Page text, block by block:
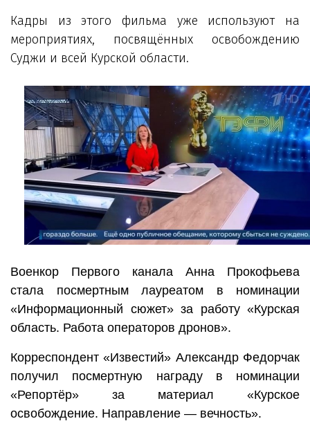
Кадры из этого фильма уже используют на
мероприятиях, посвящённых освобождению
Суджи и всей Курской области.
Военкор Первого канала Анна Прокофьева
стала посмертным лауреатом в номинации
«Информационный сюжет» за работу «Курская
область. Работа операторов дронов».
Корреспондент «Известий» Александр Федорчак
получил посмертную награду в номинации
«Репортёр» за материал «Курское
освобождение. Направление — вечность».